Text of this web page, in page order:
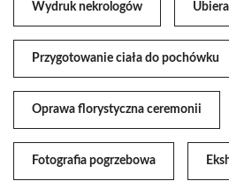
Wydruk nekrologów
Przygotowanie ciała do pochówku
Oprawa florystyczna ceremonii
Fotografia pogrzebowa